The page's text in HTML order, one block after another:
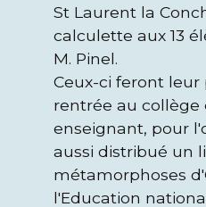
St Laurent la
calculette aux 13
M. Pinel.
​​​​​​​Ceux-ci feront leur
rentrée au collège
enseignant, pour
aussi distribué un
métamorphoses
l'Education